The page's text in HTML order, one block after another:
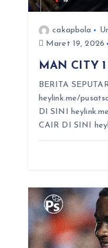
cakapbola
Maret 19, 2026
MAN CITY
BERITA
heylink.me/
DI SINI
CAIR DI SINI